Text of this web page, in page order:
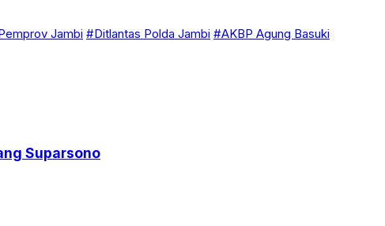
Jambi #Ditlantas Polda Jambi #AKBP Agung Basuki
Suparsono